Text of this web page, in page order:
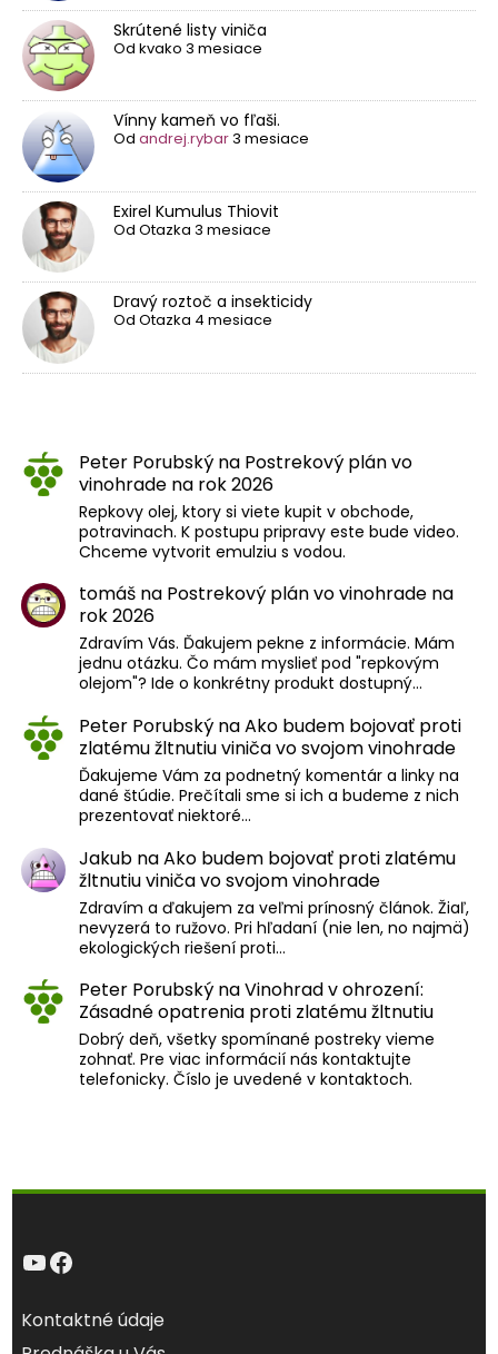
Skrútené listy viniča
Od kvako 3 mesiace
Vínny kameň vo fľaši.
Od andrej.rybar3 mesiace
Exirel Kumulus Thiovit
Od Otazka 3 mesiace
Dravý roztoč a insekticidy
Od Otazka 4 mesiace
Peter Porubský na Postrekový plán vo
vinohrade na rok 2026
Repkovy olej, ktory si viete kupit v obchode,
potravinach. K postupu pripravy este bude video.
Chceme vytvorit emulziu s vodou.
tomáš na Postrekový plán vo vinohrade na
rok 2026
Zdravím Vás. Ďakujem pekne z informácie. Mám
jednu otázku. Čo mám myslieť pod "repkovým
olejom"? Ide o konkrétny produkt dostupný…
Peter Porubský naAko budem bojovať proti
zlatému žltnutiu viniča vo svojom vinohrade
Ďakujeme Vám za podnetný komentár a linky na
dané štúdie. Prečítali sme si ich a budeme z nich
prezentovať niektoré…
Jakub naAko budem bojovať proti zlatému
žltnutiu viniča vo svojom vinohrade
Zdravím a ďakujem za veľmi prínosný článok. Žiaľ,
nevyzerá to ružovo. Pri hľadaní (nie len, no najmä)
ekologických riešení proti…
Peter Porubský naVinohrad v ohrození:
Zásadné opatrenia proti zlatému žltnutiu
Dobrý deň, všetky spomínané postreky vieme
zohnať. Pre viac informácií nás kontaktujte
telefonicky. Číslo je uvedené v kontaktoch.
YouTube
Facebook
Kontaktné údaje